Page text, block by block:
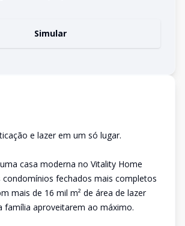
Simular
e lazer em um só lugar.
casa moderna no Vitality Home
condomínios fechados mais completos
mais de 16 mil m² de área de lazer
família aproveitarem ao máximo.